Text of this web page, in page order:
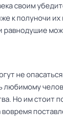
своим
к полуночи их
равнодушие
не
любимому
Но им стоит